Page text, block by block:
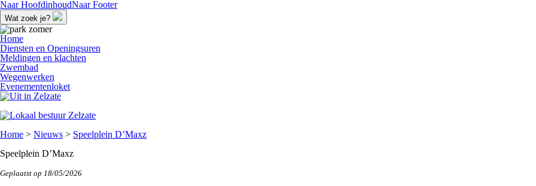
Naar HoofdinhoudNaar Footer
Wat zoek je?
Home
Diensten en Openingsuren
Meldingen en klachten
Zwembad
Wegenwerken
Evenementenloket
Home > Nieuws > Speelplein D’Maxz
Speelplein D’Maxz
Geplaatst op 18/05/2026